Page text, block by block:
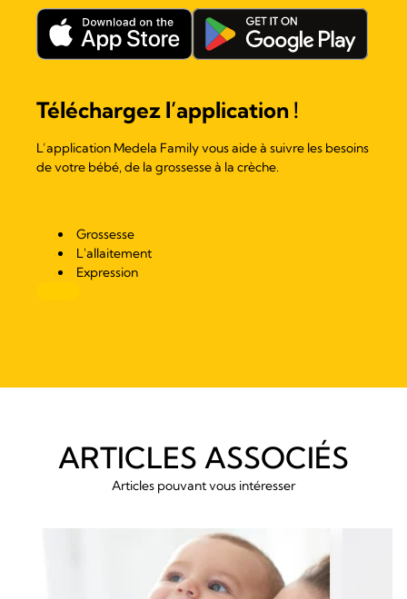
Téléchargez l’application !
L’application Medela Family vous aide à suivre les besoins
de votre bébé, de la grossesse à la crèche.
Grossesse
L'allaitement
Expression
ARTICLES ASSOCIÉS
Articles pouvant vous intéresser